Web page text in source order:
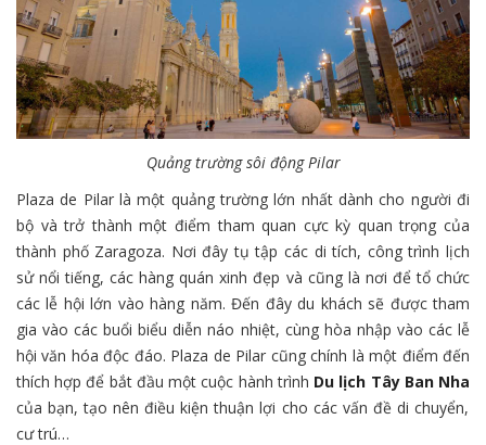
Quảng trường sôi động Pilar
Plaza de Pilar là một quảng trường lớn nhất dành cho người đi
bộ và trở thành một điểm tham quan cực kỳ quan trọng của
thành phố Zaragoza. Nơi đây tụ tập các di tích, công trình lịch
sử nổi tiếng, các hàng quán xinh đẹp và cũng là nơi để tổ chức
các lễ hội lớn vào hàng năm. Đến đây du khách sẽ được tham
gia vào các buổi biểu diễn náo nhiệt, cùng hòa nhập vào các lễ
hội văn hóa độc đáo. Plaza de Pilar cũng chính là một điểm đến
thích hợp để bắt đầu một cuộc hành trình Du lịch Tây Ban Nha
của bạn, tạo nên điều kiện thuận lợi cho các vấn đề di chuyển,
cư trú…